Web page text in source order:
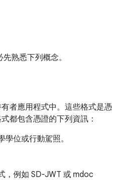
熟悉下列概念。
者應用程式中。這些格式是憑
都包含憑證的下列資訊：
學位或行動駕照。
，例如 SD-JWT 或 mdoc